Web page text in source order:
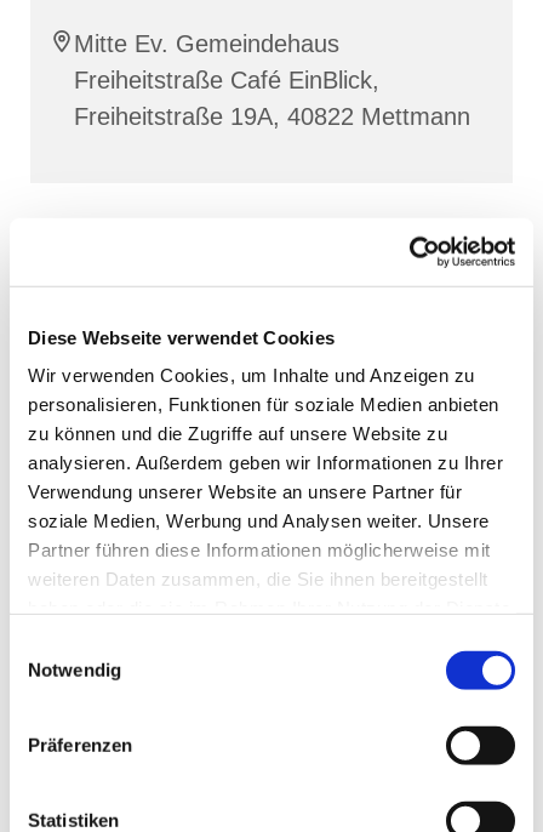
Diese Webseite verwendet Cookies
Wir verwenden Cookies, um Inhalte und Anzeigen zu
personalisieren, Funktionen für soziale Medien anbieten
zu können und die Zugriffe auf unsere Website zu
analysieren. Außerdem geben wir Informationen zu Ihrer
Verwendung unserer Website an unsere Partner für
soziale Medien, Werbung und Analysen weiter. Unsere
Partner führen diese Informationen möglicherweise mit
weiteren Daten zusammen, die Sie ihnen bereitgestellt
Notwendig
Präferenzen
Statistiken
Mitte Ev. Gemeindehaus
Freiheitstraße Café EinBlick,
Freiheitstraße 19A, 40822 Mettmann
Dies könnte Sie auch